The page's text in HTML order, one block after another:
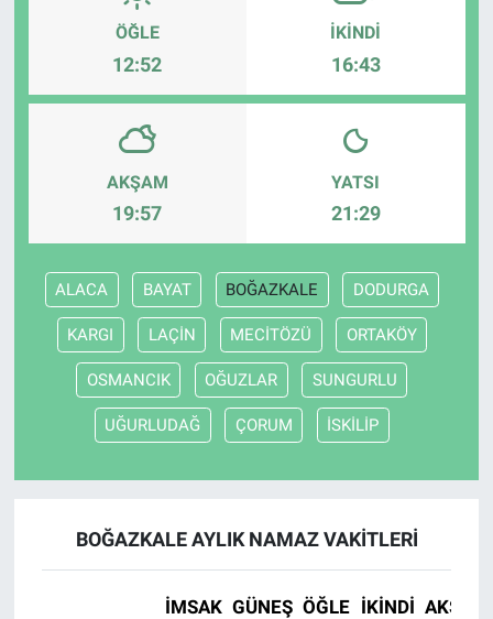
ÖĞLE
12:52
İKINDI
16:43
AKŞAM
19:57
YATSI
21:29
ALACA BAYAT BOĞAZKALE DODURGA
KARGI LAÇİN MECİTÖZÜ ORTAKÖY
OSMANCIK OĞUZLAR SUNGURLU
UĞURLUDAĞ ÇORUM İSKİLİP
BOĞAZKALE AYLIK NAMAZ VAKITLERI
İMSAK GÜNEŞ ÖĞLE İKINDI AKŞAM